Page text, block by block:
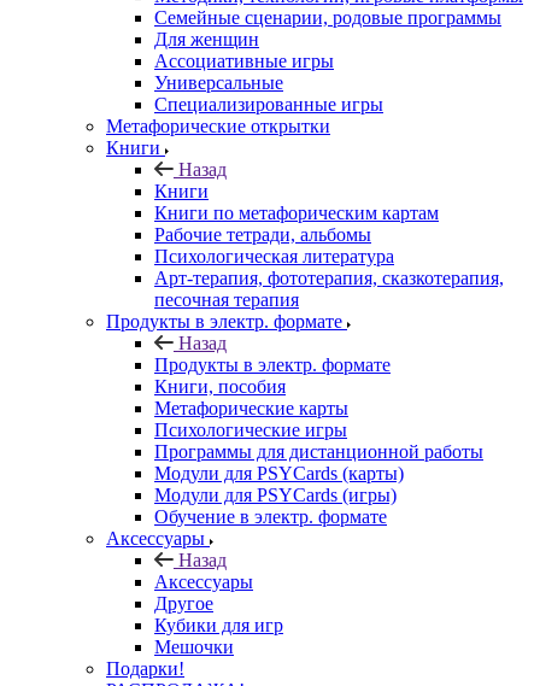
Семейные сценарии, родовые программы
Для женщин
Ассоциативные игры
Универсальные
Специализированные игры
Метафорические открытки
Книги
Назад
Книги
Книги по метафорическим картам
Рабочие тетради, альбомы
Психологическая литература
Арт-терапия, фототерапия, сказкотерапия,
песочная терапия
Продукты в электр. формате
Назад
Продукты в электр. формате
Книги, пособия
Метафорические карты
Психологические игры
Программы для дистанционной работы
Модули для PSYCards (карты)
Модули для PSYCards (игры)
Обучение в электр. формате
Аксессуары
Назад
Аксессуары
Другое
Кубики для игр
Мешочки
Подарки!